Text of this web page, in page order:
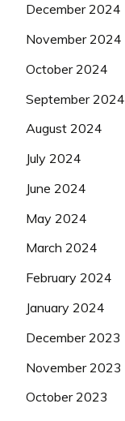
December 2024
November 2024
October 2024
September 2024
August 2024
July 2024
June 2024
May 2024
March 2024
February 2024
January 2024
December 2023
November 2023
October 2023